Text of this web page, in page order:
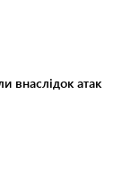
внаслідок атак